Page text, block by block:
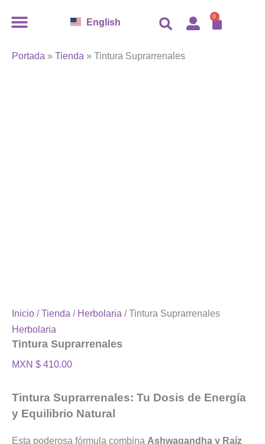
English 0
Portada » Tienda » Tintura Suprarrenales
Inicio /Tienda / Herbolaria / Tintura Suprarrenales
Herbolaria
Tintura Suprarrenales
MXN $ 410.00
Tintura Suprarrenales: Tu Dosis de Energía
y Equilibrio Natural
Esta poderosa fórmula combina Ashwagandha y Raíz
Suprarrenales
cantidad